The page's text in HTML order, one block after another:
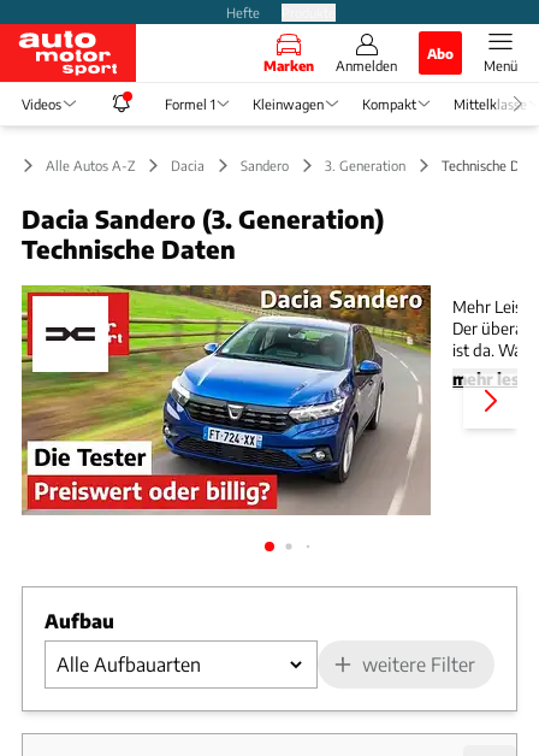
Hefte
Marken Anmelden
Abo
Menü
Videos Formel 1 Kleinwagen Kompakt Mittelklasse
Alle Autos A-Z Dacia Sandero 3. Generation Technische
Dacia Sandero (3. Generation)
Technische Daten
Slide 1 von 26: Video - Dacia Sandero Tce 90Mehr
Der
ist da. Was
Modell?
mehr
Aufbau
weitere Filter